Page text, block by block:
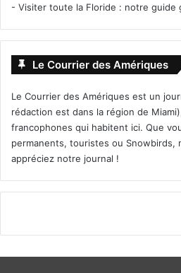
- Visiter toute la Floride : notre guide
Le Courrier des Amériques
Le Courrier des Amériques est un
rédaction est dans la région de
francophones qui habitent ici. Que
permanents, touristes ou Snowbirds,
appréciez notre journal !